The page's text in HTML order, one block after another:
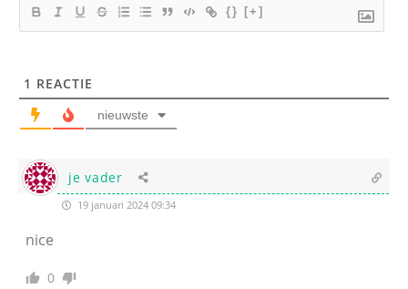
{} [+]
1 REACTIE
nieuwste
je vader
19 januari 2024 09:34
nice
0